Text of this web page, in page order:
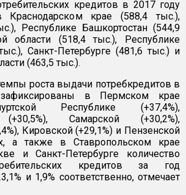
кредитов в 2017 году
крае (588,4 тыс.),
Республике Башкортостан (544,9
области (518,4 тыс.), Республике
Санкт-Петербурге (481,6 тыс.) и
(463,5 тыс.).
роста выдачи потребкредитов в
в Пермском крае
Республике (+37,4%),
(+30,5%), Самарской (+30,2%),
Кировской (+29,1%) и Пензенской
а также в Ставропольском крае
и Санкт-Петербурге количество
кредитов за год
и 1,9% соответственно, отмечает